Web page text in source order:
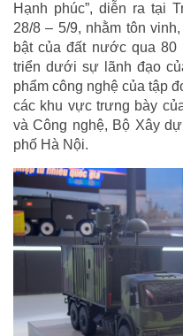
Hạnh phúc”, diễn ra tại
28/8 – 5/9, nhằm tôn
bật của đất nước qua 80
triển dưới sự lãnh đạo
phẩm công nghệ của tập
các khu vực trưng bày
và Công nghệ, Bộ Xây
phố Hà Nội.